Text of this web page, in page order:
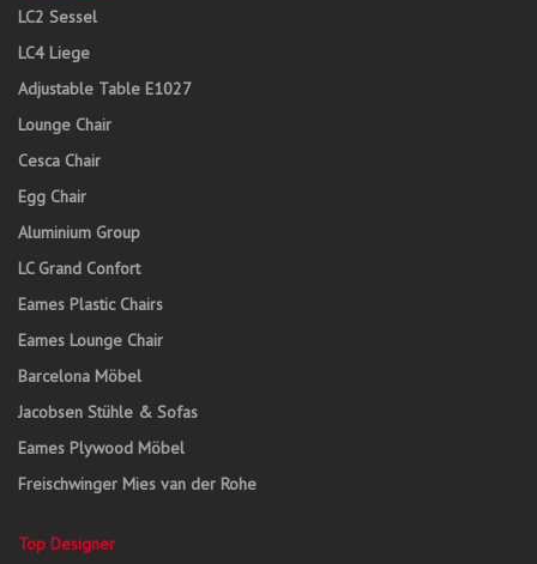
LC2 Sessel
LC4 Liege
Adjustable Table E1027
Lounge Chair
Cesca Chair
Egg Chair
Aluminium Group
LC Grand Confort
Eames Plastic Chairs
Eames Lounge Chair
Barcelona Möbel
Jacobsen Stühle & Sofas
Eames Plywood Möbel
Freischwinger Mies van der Rohe
Top Designer